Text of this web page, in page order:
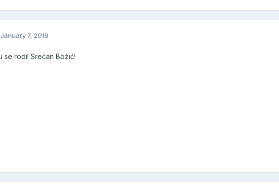
January 7, 2019
se rodi! Srećan Božić!